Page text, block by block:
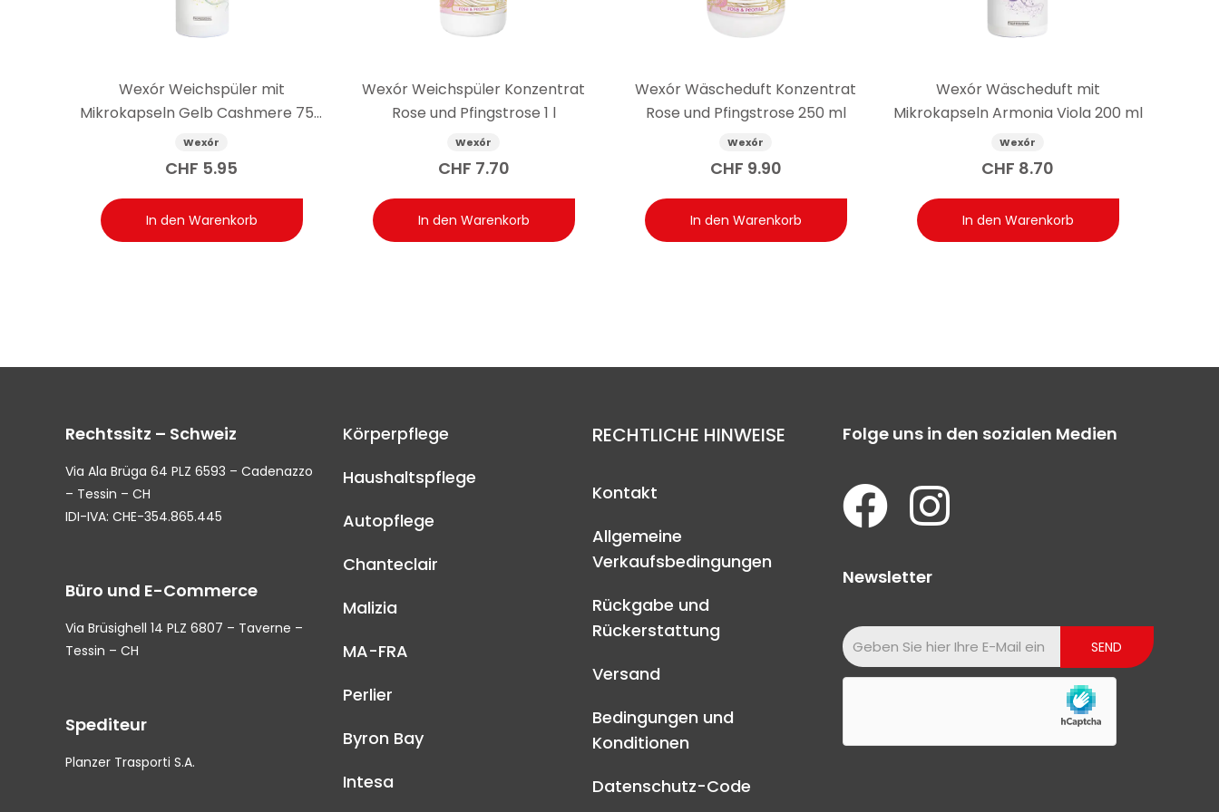
Antwort: Mit der angegebenen Dosierung von einem Verschlussdeckel à ca. 5 ml reicht die 200-ml-Flasche im Durchschnitt für etwa 40 Waschgänge. Wer die Menge je
nach gewünschter Intensität anpasst, erhält eine abweichende Anzahl an Waschgängen.
Wexór Weichspüler mit
Mikrokapseln Gelb Cashmere 750
ml
Wexór
CHF 5.95
In den Warenkorb
Wexór Weichspüler Konzentrat
Rose und Pfingstrose 1 l
Wexór
CHF 7.70
In den Warenkorb
Wexór Wäscheduft Konzentrat
Rose und Pfingstrose 250 ml
Wexór
CHF 9.90
In den Warenkorb
Wexór Wäscheduft mit
Mikrokapseln Armonia Viola 200 ml
Wexór
CHF 8.70
In den Warenkorb
Rechtssitz – Schweiz
Via Ala Brüga 64 PLZ 6593 – Cadenazzo
– Tessin – CH
IDI-IVA: CHE-354.865.445
Büro und E-Commerce
Via Brüsighell 14 PLZ 6807 – Taverne –
Tessin – CH
Spediteur
Planzer Trasporti S.A.
Körperpflege
Haushaltspflege
Autopflege
Chanteclair
Malizia
MA-FRA
Perlier
Byron Bay
Intesa
RECHTLICHE HINWEISE
Kontakt
Allgemeine
Verkaufsbedingungen
Rückgabe und
Rückerstattung
Versand
Bedingungen und
Konditionen
Datenschutz-Code
Folge uns in den sozialen Medien
Newsletter